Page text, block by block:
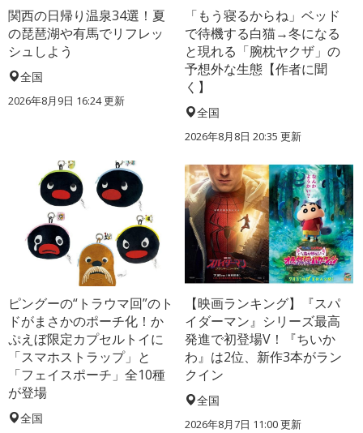
関西の日帰り温泉34選！夏
の琵琶湖や有馬でリフレッ
シュしよう
全国
2026年8月9日 16:24更新
「もう寝るからね」ベッド
で待機する白猫→冬になる
と現れる「腕枕ヤクザ」の
予想外な生態【作者に聞
く】
全国
2026年8月8日 20:35 更新
ピングーの“トラウマ回”のト
ドがまさかのポーチ化！か
ぷえぼ限定カプセルトイに
「スマホストラップ」と
「フェイスポーチ」全10種
が登場
全国
【映画ランキング】『スパ
イダーマン』シリーズ最高
発進で初登場V！『ちいか
わ』は2位、新作3本がラン
クイン
全国
2026年8月7日 11:00更新